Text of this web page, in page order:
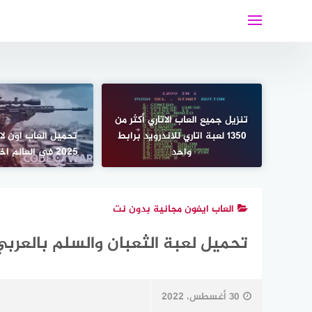
تنزيل جميع العاب الاتاري أكثر من
1350 لعبة اتاري للاندرويد برابط
واحد
تحميل العاب اون
2025 في العالم اخر اصدار مجانا
العاب ايفون مجانية بدون نت
تحميل لعبة الثعبان والسلم بالعربي للايفون
30 أغسطس، 2022